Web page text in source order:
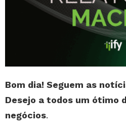
Bom dia! Seguem as
Desejo a todos um ótimo
negócios.